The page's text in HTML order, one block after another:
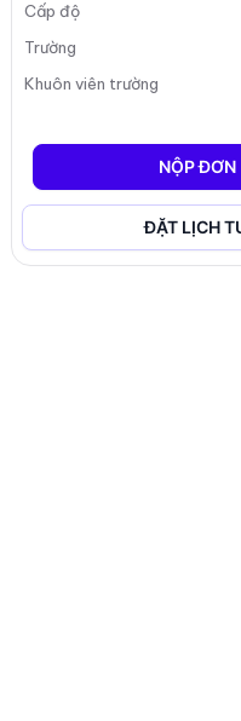
Cấp độ
Trường
Khuôn viên trường
NỘP ĐƠN
ĐẶT LỊCH